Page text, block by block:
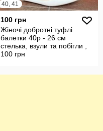
40, 41
100 грн
Жіночі добротні туфлі
балетки 40р - 26 см
стелька, взули та побігли ,
100 грн